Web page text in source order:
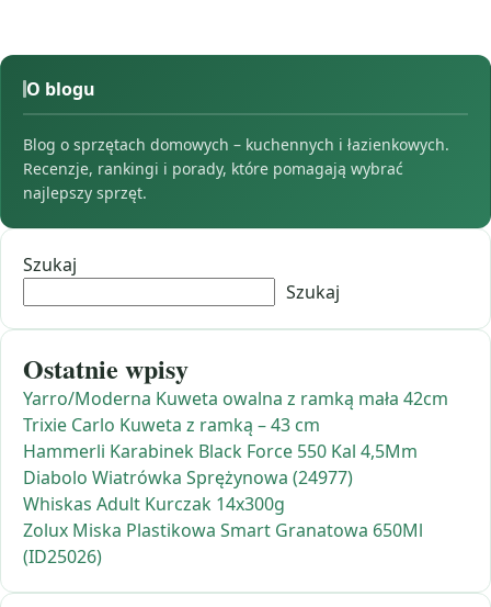
O blogu
Blog o sprzętach domowych – kuchennych i łazienkowych.
Recenzje, rankingi i porady, które pomagają wybrać
najlepszy sprzęt.
Szukaj
Szukaj
Ostatnie wpisy
Yarro/Moderna Kuweta owalna z ramką mała 42cm
Trixie Carlo Kuweta z ramką – 43 cm
Hammerli Karabinek Black Force 550 Kal 4,5Mm
Diabolo Wiatrówka Sprężynowa (24977)
Whiskas Adult Kurczak 14x300g
Zolux Miska Plastikowa Smart Granatowa 650Ml
(ID25026)